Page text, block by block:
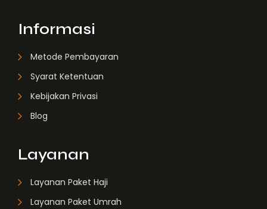
Informasi
Metode Pembayaran
Syarat Ketentuan
Kebijakan Privasi
Blog
Layanan
Layanan Paket Haji
Layanan Paket Umrah